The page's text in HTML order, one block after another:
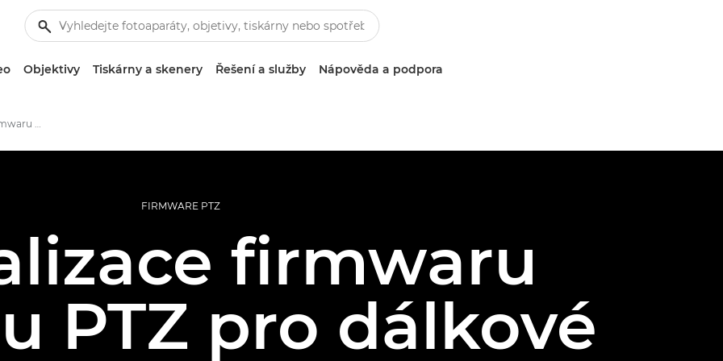
Objektivy Tiskárny a skenery Řešení a služby Nápověda a podpora
Nejnovější soubory firmwaru pro kamery PTZ společnosti Canon
FIRMWARE PTZ
firmwaru
PTZ pro dálkové